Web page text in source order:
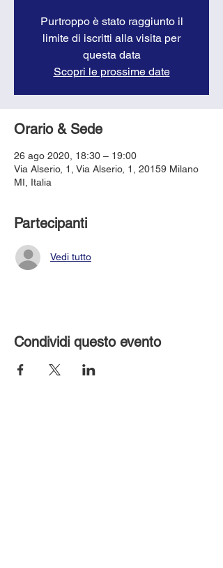
Purtroppo è stato raggiunto il
limite di iscritti alla visita per
questa data
Scopri le prossime date
Orario & Sede
26 ago 2020, 18:30 – 19:00
Via Alserio, 1, Via Alserio, 1, 20159 Milano
MI, Italia
Partecipanti
Vedi tutto
Condividi questo evento